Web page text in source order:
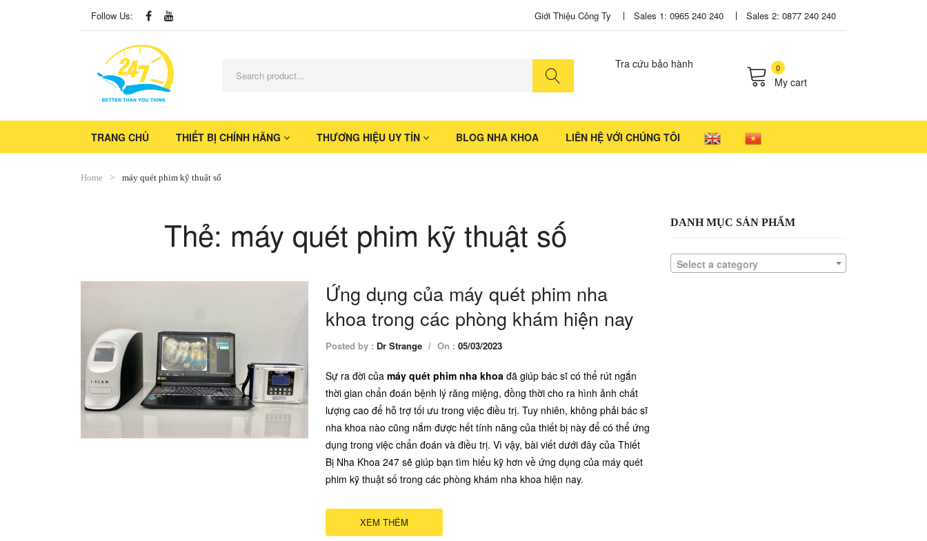
Follow Us: Giới Thiệu Công Ty Sales 1: 0965 240 240 Sales 2: 0877 240 240
Tra cứu bảo hành 0
My cart
TRANG CHỦ
THIẾT BỊ CHÍNH HÃNG THƯƠNG HIỆU UY TÍN BLOG NHA KHOA LIÊN HỆ VỚI CHÚNG TÔI
Home máy quét phim kỹ thuật số
Thẻ: máy quét phim kỹ thuật số
Ứng dụng của máy quét phim nha
khoa trong các phòng khám hiện nay
Posted by : Dr Strange / On : 05/03/2023
Sự ra đời của máy quét phim nha khoa đã giúp bác sĩ có thể rút ngắn
thời gian chẩn đoán bệnh lý răng miệng, đồng thời cho ra hình ảnh chất
lượng cao để hỗ trợ tối ưu trong việc điều trị. Tuy nhiên, không phải bác sĩ
nha khoa nào cũng nắm được hết tính năng của thiết bị này để có thể ứng
dụng trong việc chẩn đoán và điều trị. Vì vậy, bài viết dưới đây của Thiết
Bị Nha Khoa 247 sẽ giúp bạn tìm hiểu kỹ hơn về ứng dụng của máy quét
phim kỹ thuật số trong các phòng khám nha khoa hiện nay.
XEM THÊM
DANH MỤC SẢN PHẨM
Select a category